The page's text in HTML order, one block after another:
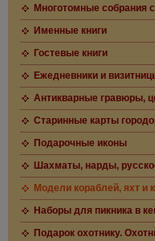
Многотомные собрания
Именные книги
Гостевые книги
Ежедневники и
Антикварные гравюры,
Старинные карты
Подарочные иконы
Шахматы, нарды,
Модели кораблей, яхт и
Наборы для пикника в
Подарок охотнику.